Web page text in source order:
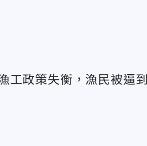
政策失衡，漁民被逼